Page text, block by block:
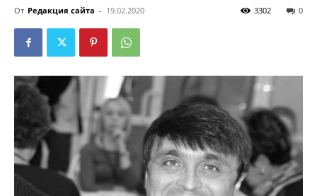
От Редакция сайта - 19.02.2020 0
3302